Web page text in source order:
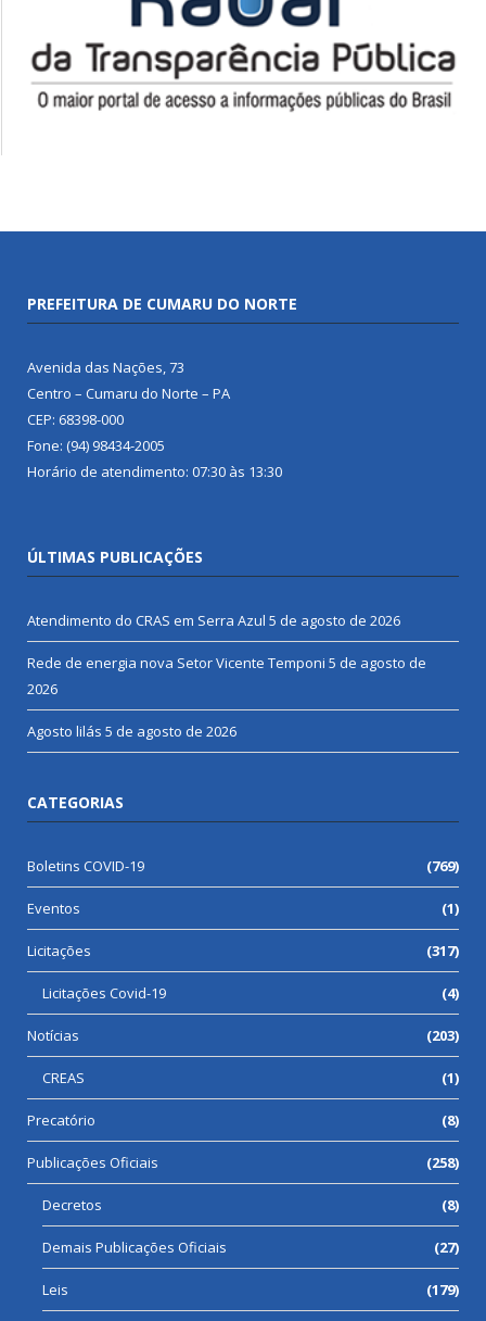
PREFEITURA DE CUMARU DO NORTE
Avenida das Nações, 73
Centro – Cumaru do Norte – PA
CEP: 68398-000
Fone: (94) 98434-2005
Horário de atendimento: 07:30 às 13:30
ÚLTIMAS PUBLICAÇÕES
Atendimento do CRAS em Serra Azul 5 de agosto de 2026
Rede de energia nova Setor Vicente Temponi 5 de agosto de
2026
Agosto lilás 5 de agosto de 2026
CATEGORIAS
Boletins COVID-19 (769)
Eventos (1)
Licitações (317)
Licitações Covid-19 (4)
Notícias (203)
CREAS (1)
Precatório (8)
Publicações Oficiais (258)
Decretos (8)
Demais Publicações Oficiais (27)
Leis (179)